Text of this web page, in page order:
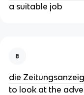
a suitable job
8
die
to look at the